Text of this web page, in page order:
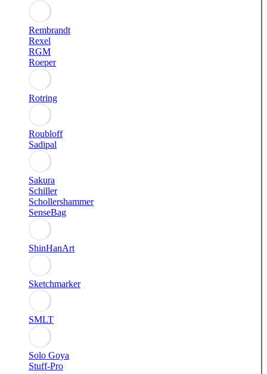
Rembrandt
Rexel
RGM
Roeper
Rotring
Roubloff
Sadipal
Sakura
Schiller
Schollershammer
SenseBag
ShinHanArt
Sketchmarker
SMLT
Solo Goya
Stuff-Pro